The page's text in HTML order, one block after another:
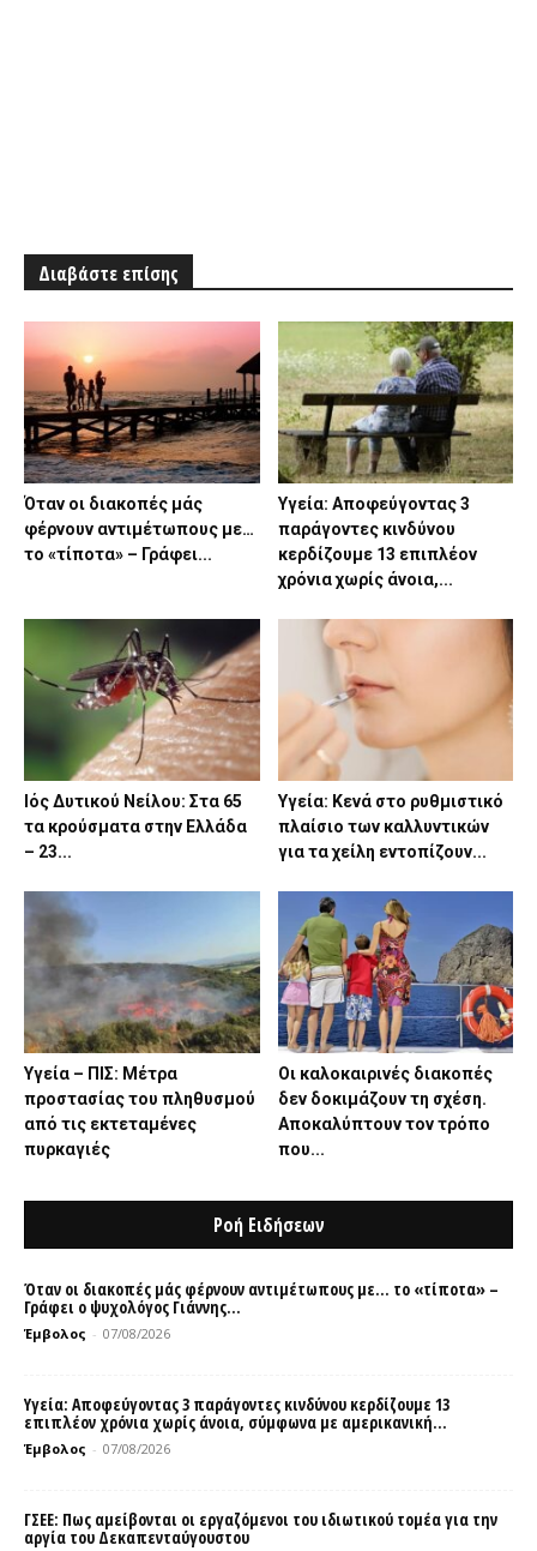
Διαβάστε επίσης
Όταν οι διακοπές μάς
φέρνουν αντιμέτωπους με…
το «τίποτα» – Γράφει...
Υγεία: Αποφεύγοντας 3
παράγοντες κινδύνου
κερδίζουμε 13 επιπλέον
χρόνια χωρίς άνοια,...
Ιός Δυτικού Νείλου: Στα 65
τα κρούσματα στην Ελλάδα
– 23...
Υγεία: Κενά στο ρυθμιστικό
πλαίσιο των καλλυντικών
για τα χείλη εντοπίζουν...
Υγεία – ΠΙΣ: Μέτρα
προστασίας του πληθυσμού
από τις εκτεταμένες
πυρκαγιές
Οι καλοκαιρινές διακοπές
δεν δοκιμάζουν τη σχέση.
Αποκαλύπτουν τον τρόπο
που...
Ροή Ειδήσεων
Όταν οι διακοπές μάς φέρνουν αντιμέτωπους με… το «τίποτα» –
Γράφει ο ψυχολόγος Γιάννης...
Έμβολος - 07/08/2026
Υγεία: Αποφεύγοντας 3 παράγοντες κινδύνου κερδίζουμε 13
επιπλέον χρόνια χωρίς άνοια, σύμφωνα με αμερικανική...
Έμβολος - 07/08/2026
ΓΣΕΕ: Πως αμείβονται οι εργαζόμενοι του ιδιωτικού τομέα για την
αργία του Δεκαπενταύγουστου